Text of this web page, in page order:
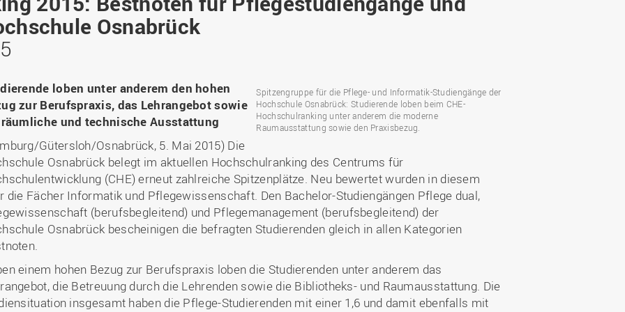
und
Winterprogramme
als Fremdsprache
für
Geflüchtete
Förderung internationaler
(FIT) in Osnabrück
Studienorganisation
Bibliothek
LearningCenter
Career Services
Das bietet Osnabrück
Das bietet Lingen
Forschungsgruppen und
in der
Center
Hochschulbüro
GROWTH - Innovative
Hochschule
die Praxis
Gründungen | Start-Ups
Transfer in die Gesellschaft
Veranstaltungen und
Fachtagungen
Ausschreibungen zu
Forschungsbericht
in
Forschung und Transfer
NETZWERKE
(HZC)
UAS7
Weiterbildungsverbund
Informatik (IuI)
Institut für Musik (IfM)
(MKT, Campus
Wirtschafts- und
Sozialwissenschaften
(WiSo)
Vertretungen und
Beauftragte
Professional School
Amtsblatt
Personensuche
Osnabrück
Spitzengruppe für die Pflege- und Informatik-Studiengänge der
Hochschule Osnabrück: Studierende loben beim CHE-
Hochschulranking unter anderem die moderne
Raumausstattung sowie den Praxisbezug.
loben unter anderem den hohen
zur Berufspraxis, das Lehrangebot sowie
und technische Ausstattung
Gütersloh/Osnabrück, 5. Mai 2015) Die
Osnabrück belegt im aktuellen Hochschulranking des Centrums für
(CHE) erneut zahlreiche Spitzenplätze. Neu bewertet wurden in diesem
die Fächer Informatik und Pflegewissenschaft. Den Bachelor-Studiengängen Pflege dual,
(berufsbegleitend) und Pflegemanagement (berufsbegleitend) der
Osnabrück bescheinigen die befragten Studierenden gleich in allen Kategorien
einem hohen Bezug zur Berufspraxis loben die Studierenden unter anderem das
die Betreuung durch die Lehrenden sowie die Bibliotheks- und Raumausstattung. Die
insgesamt haben die Pflege-Studierenden mit einer 1,6 und damit ebenfalls mit